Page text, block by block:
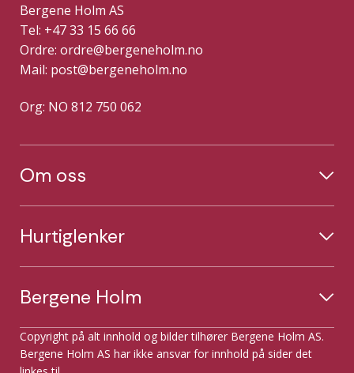
Bergene Holm AS
Tel: +47 33 15 66 66
Ordre: ordre@bergeneholm.no
Mail: post@bergeneholm.no
Org: NO 812 750 062
Om oss
Hurtiglenker
Bergene Holm
Copyright på alt innhold og bilder tilhører Bergene Holm AS.
Bergene Holm AS har ikke ansvar for innhold på sider det